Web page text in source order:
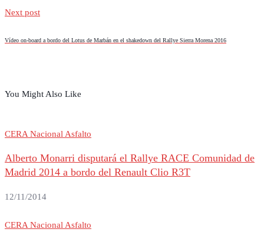
Next post
Vídeo on-board a bordo del Lotus de Marbán en el shakedown del Rallye Sierra Morena 2016
You Might Also Like
CERA Nacional Asfalto
Alberto Monarri disputará el Rallye RACE Comunidad de
Madrid 2014 a bordo del Renault Clio R3T
12/11/2014
CERA Nacional Asfalto